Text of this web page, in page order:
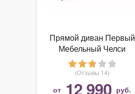
Прямой диван Первый
Мебельный Челси
Серый
(Отзывы 14)
от 12 990 руб.